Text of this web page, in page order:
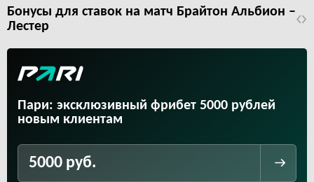
Бонусы для ставок на матч Брайтон Альбион –
Лестер
Пари: эксклюзивный фрибет 5000 рублей
новым клиентам
5000 руб.